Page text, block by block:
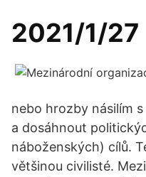
2021/1/27
nebo hrozby násilím
a dosáhnout
náboženských) cílů.
většinou civilisté.